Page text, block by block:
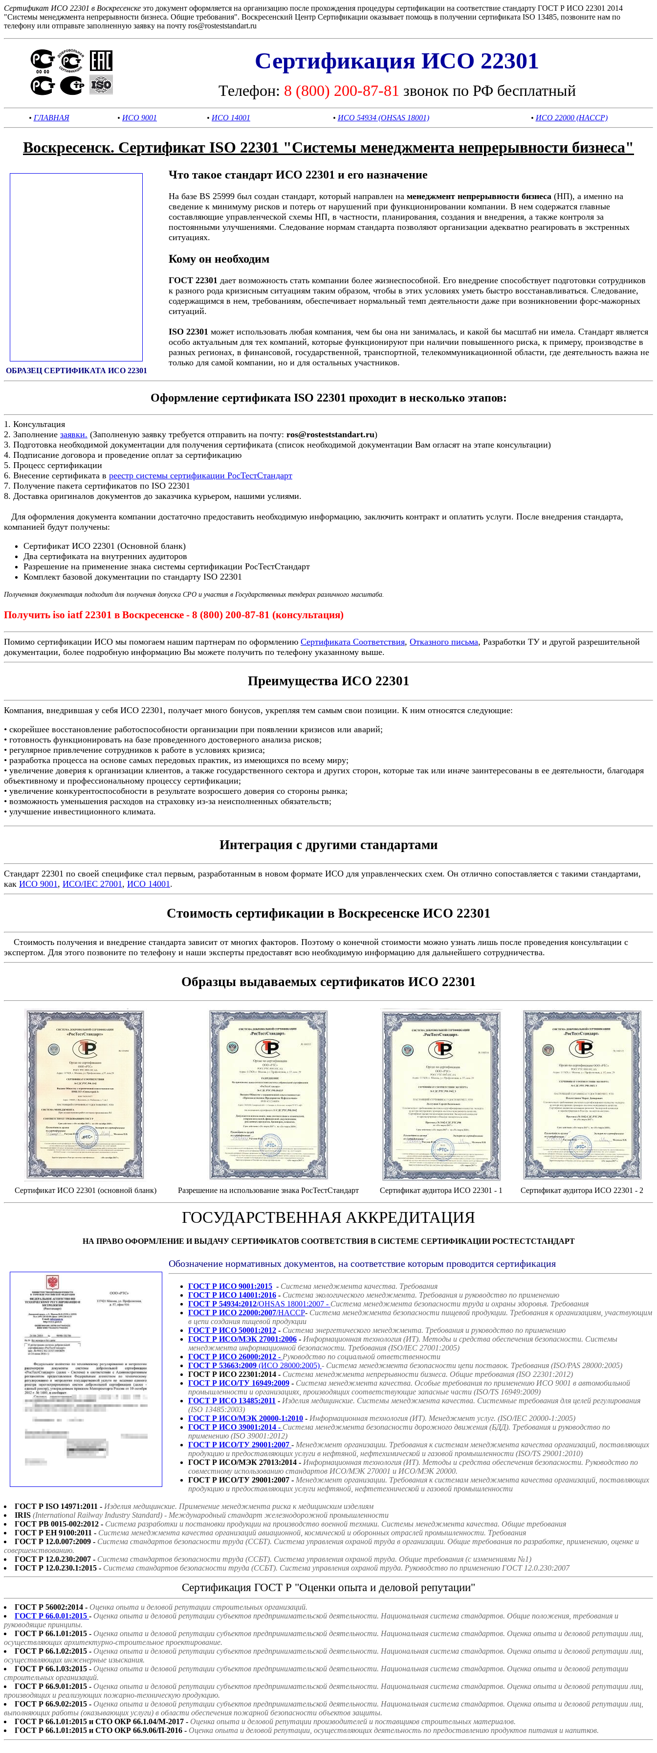
Сертификат ИСО 22301 в Воскресенске это документ оформляется на организацию после прохождения процедуры сертификации на соответствие стандарту ГОСТ Р ИСО 22301 2014
"Системы менеджмента непрерывности бизнеса. Общие требования". Воскресенский Центр Сертификации оказывает помощь в получении сертификата ISO 13485, позвоните нам по
телефону или отправьте заполненную заявку на почту ros@rosteststandart.ru
Сертификация ИСО 22301
Телефон: 8 (800) 200-87-81 звонок по РФ бесплатный
• ГЛАВНАЯ • ИСО 9001 • ИСО 14001 • ИСО 54934 (OHSAS 18001) • ИСО 22000 (HACCP)
Воскресенск. Сертификат ISO 22301 "Системы менеджмента непрерывности бизнеса"
ОБРАЗЕЦ СЕРТИФИКАТА ИСО 22301
Что такое стандарт ИСО 22301 и его назначение
На базе BS 25999 был создан стандарт, который направлен на менеджмент непрерывности бизнеса (НП), а именно на
сведение к минимуму рисков и потерь от нарушений при функционировании компании. В нем содержатся главные
составляющие управленческой схемы НП, в частности, планирования, создания и внедрения, а также контроля за
постоянными улучшениями. Следование нормам стандарта позволяют организации адекватно реагировать в экстренных
ситуациях.
Кому он необходим
ГОСТ 22301 дает возможность стать компании более жизнеспособной. Его внедрение способствует подготовки сотрудников
к разного рода кризисным ситуациям таким образом, чтобы в этих условиях уметь быстро восстанавливаться. Следование,
содержащимся в нем, требованиям, обеспечивает нормальный темп деятельности даже при возникновении форс-мажорных
ситуаций.
ISO 22301 может использовать любая компания, чем бы она ни занималась, и какой бы масштаб ни имела. Стандарт является
особо актуальным для тех компаний, которые функционируют при наличии повышенного риска, к примеру, производстве в
разных регионах, в финансовой, государственной, транспортной, телекоммуникационной области, где деятельность важна не
только для самой компании, но и для остальных участников.
Оформление сертификата ISO 22301 проходит в несколько этапов:
1. Консультация
2. Заполнение заявки. (Заполненую заявку требуется отправить на почту: ros@rosteststandart.ru)
3. Подготовка необходимой документации для получения сертификата (список необходимой документации Вам огласят на этапе консультации)
4. Подписание договора и проведение оплат за сертификацию
5. Процесс сертификации
6. Внесение сертификата в реестр системы сертификации РосТестСтандарт
7. Получение пакета сертификатов по ISO 22301
8. Доставка оригиналов документов до заказчика курьером, нашими услиями.
Для оформления документа компании достаточно предоставить необходимую информацию, заключить контракт и оплатить услуги. После внедрения стандарта,
компанией будут получены:
Сертификат ИСО 22301 (Основной бланк)
Два сертификата на внутренних аудиторов
Разрешение на применение знака системы сертификации РосТестСтандарт
Комплект базовой документации по стандарту ISO 22301
Полученная документация подходит для получения допуска СРО и участия в Государственных тендерах различного масштаба.
Получить iso iatf 22301 в Воскресенске - 8 (800) 200-87-81 (консультация)
Помимо сертификации ИСО мы помогаем нашим партнерам по оформлению Сертификата Соответствия, Отказного письма, Разработки ТУ и другой разрешительной
документации, более подробную информацию Вы можете получить по телефону указанному выше.
Преимущества ИСО 22301
Компания, внедрившая у себя ИСО 22301, получает много бонусов, укрепляя тем самым свои позиции. К ним относятся следующие:
• скорейшее восстановление работоспособности организации при появлении кризисов или аварий;
• готовность функционировать на базе проведенного достоверного анализа рисков;
• регулярное привлечение сотрудников к работе в условиях кризиса;
• разработка процесса на основе самых передовых практик, из имеющихся по всему миру;
• увеличение доверия к организации клиентов, а также государственного сектора и других сторон, которые так или иначе заинтересованы в ее деятельности, благодаря
объективному и профессиональному процессу сертификации;
• увеличение конкурентоспособности в результате возросшего доверия со стороны рынка;
• возможность уменьшения расходов на страховку из-за неисполненных обязательств;
• улучшение инвестиционного климата.
Интеграция с другими стандартами
Стандарт 22301 по своей специфике стал первым, разработанным в новом формате ИСО для управленческих схем. Он отлично сопоставляется с такими стандартами,
как ИСО 9001, ИСО/IEC 27001, ИСО 14001.
Стоимость сертификации в Воскресенске ИСО 22301
Стоимость получения и внедрение стандарта зависит от многих факторов. Поэтому о конечной стоимости можно узнать лишь после проведения консультации с
экспертом. Для этого позвоните по телефону и наши эксперты предоставят всю необходимую информацию для дальнейшего сотрудничества.
Образцы выдаваемых сертификатов ИСО 22301
Сертификат ИСО 22301 (основной бланк) Разрешение на использование знака РосТестСтандарт Сертификат аудитора ИСО 22301 - 1 Сертификат аудитора ИСО 22301 - 2
ГОСУДАРСТВЕННАЯ АККРЕДИТАЦИЯ
НА ПРАВО ОФОРМЛЕНИЕ И ВЫДАЧУ СЕРТИФИКАТОВ СООТВЕТСТВИЯ В СИСТЕМЕ СЕРТИФИКАЦИИ РОСТЕСТСТАНДАРТ
Обозначение нормативных документов, на соответствие которым проводится сертификация
ГОСТ Р ИСО 9001:2015 - Система менеджмента качества. Требования
ГОСТ Р ИСО 14001:2016 - Система экологического менеджмента. Требования и руководство по применению
ГОСТ Р 54934:2012/OHSAS 18001:2007 - Система менеджмента безопасности труда и охраны здоровья. Требования
ГОСТ Р ИСО 22000:2007/HACCP- Система менеджмента безопасности пищевой продукции. Требования к организациям, участвующим
в цепи создания пищевой продукции
ГОСТ Р ИСО 50001:2012 - Система энергетического менеджмента. Требования и руководство по применению
ГОСТ Р ИСО/МЭК 27001:2006 - Информационная технология (ИТ). Методы и средства обеспечения безопасности. Системы
менеджмента информационной безопасности. Требования (ISO/IEC 27001:2005)
ГОСТ Р ИСО 26000:2012 - Руководство по социальной ответственности
ГОСТ Р 53663:2009 (ИСО 28000:2005) - Система менеджмента безопасности цепи поставок. Требования (ISO/PAS 28000:2005)
ГОСТ Р ИСО 22301:2014 - Система менеджмента непрерывности бизнеса. Общие требования (ISO 22301:2012)
ГОСТ Р ИСО/ТУ 16949:2009 - Система менеджмента качества. Особые требования по применению ИСО 9001 в автомобильной
промышленности и организациях, производящих соответствующие запасные части (ISO/TS 16949:2009)
ГОСТ Р ИСО 13485:2011 - Изделия медицинские. Системы менеджмента качества. Системные требования для целей регулирования
(ISO 13485:2003)
ГОСТ Р ИСО/МЭК 20000-1:2010 - Информационная технология (ИТ). Менеджмент услуг. (ISO/IEC 20000-1:2005)
ГОСТ Р ИСО 39001:2014 - Система менеджмента безопасности дорожного движения (БДД). Требования и руководство по
применению (ISO 39001:2012)
ГОСТ Р ИСО/ТУ 29001:2007 - Менеджмент организации. Требования к системам менеджмента качества организаций, поставляющих
продукцию и предоставляющих услуги в нефтяной, нефтехимической и газовой промышленности (ISO/TS 29001:2010)
ГОСТ Р ИСО/МЭК 27013:2014 - Информационная технология (ИТ). Методы и средства обеспечения безопасности. Руководство по
совместному использованию стандартов ИСО/МЭК 270001 и ИСО/МЭК 20000.
ГОСТ Р ИСО/ТУ 29001:2007 - Менеджмент организации. Требования к системам менеджмента качества организаций, поставляющих
продукцию и предоставляющих услуги нефтяной, нефтетехнической и газовой промышленности
ГОСТ Р ISO 14971:2011 - Изделия медицинские. Применение менеджмента риска к медицинским изделиям
IRIS (International Railway Industry Standard) - Международный стандарт железнодорожной промышленности
ГОСТ РВ 0015-002:2012 - Система разработки и постановки продукции на производство военной техники. Системы менеджмента качества. Общие требования
ГОСТ Р ЕН 9100:2011 - Система менеджмента качества организаций авиационной, космической и оборонных отраслей промышленности. Требования
ГОСТ Р 12.0.007:2009 - Система стандартов безопасности труда (ССБТ). Система управления охраной труда в организации. Общие требования по разработке, применению, оценке и
совершенствованию.
ГОСТ Р 12.0.230:2007 - Система стандартов безопасности труда (ССБТ). Система управления охраной труда. Общие требования (с изменениями №1)
ГОСТ Р 12.0.230.1:2015 - Система стандартов безопасности труда (ССБТ). Система управления охраной труда. Руководство по применению ГОСТ 12.0.230:2007
Сертификация ГОСТ Р "Оценки опыта и деловой репутации"
ГОСТ Р 56002:2014 - Оценка опыта и деловой репутации строительных организаций.
ГОСТ Р 66.0.01:2015 - Оценка опыта и деловой репутации субъектов предпринимательской деятельности. Национальная система стандартов. Общие положения, требования и
руководящие принципы.
ГОСТ Р 66.1.01:2015 - Оценка опыта и деловой репутации субъектов предпринимательской деятельности. Национальная система стандартов. Оценка опыта и деловой репутации лиц,
осуществляющих архитектурно-строительное проектирование.
ГОСТ Р 66.1.02:2015 - Оценка опыта и деловой репутации субъектов предпринимательской деятельности. Национальная система стандартов. Оценка опыта и деловой репутации лиц,
осуществляющих инженерные изыскания.
ГОСТ Р 66.1.03:2015 - Оценка опыта и деловой репутации субъектов предпринимательской деятельности. Национальная система стандартов. Оценка опыта и деловой репутации
строительных организаций.
ГОСТ Р 66.9.01:2015 - Оценка опыта и деловой репутации субъектов предпринимательской деятельности. Национальная система стандартов. Оценка опыта и деловой репутации лиц,
производящих и реализующих пожарно-техническую продукцию.
ГОСТ Р 66.9.02:2015 - Оценка опыта и деловой репутации субъектов предпринимательской деятельности. Национальная система стандартов. Оценка опыта и деловой репутации лиц,
выполняющих работы (оказывающих услуги) в области обеспечения пожарной безопасности объектов защиты.
ГОСТ Р 66.1.01:2015 и СТО ОКР 66.1.04/М-2017 - Оценка опыта и деловой репутации производителей и поставщиков строительных материалов.
ГОСТ Р 66.1.01:2015 и СТО ОКР 66.9.06/П-2016 - Оценка опыта и деловой репутации, осуществляющих деятельность по предоставлению продуктов питания и напитков.